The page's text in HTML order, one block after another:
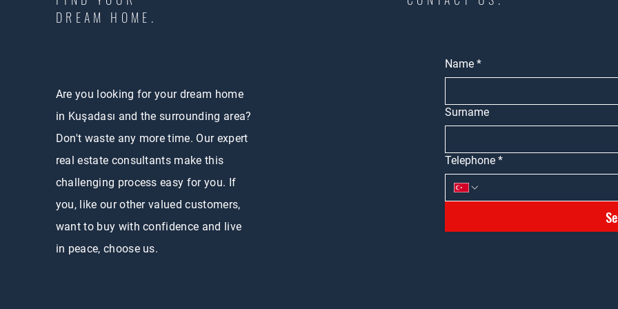
DREAM HOME.
Are you looking for your dream home
in Kuşadası and the surrounding area?
Don't waste any more time. Our expert
real estate consultants make this
challenging process easy for you. If
you, like our other valued customers,
want to buy with confidence and live
in peace, choose us.
Name *
Surname
Telephone *